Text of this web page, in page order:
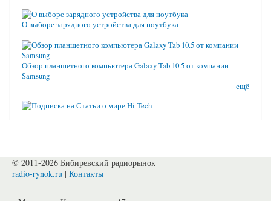
О выборе зарядного устройства для ноутбука
Обзор планшетного компьютера Galaxy Tab 10.5 от компании
Samsung
ещё
© 2011-2026 Бибиревский радиорынок
radio-rynok.ru | Контакты